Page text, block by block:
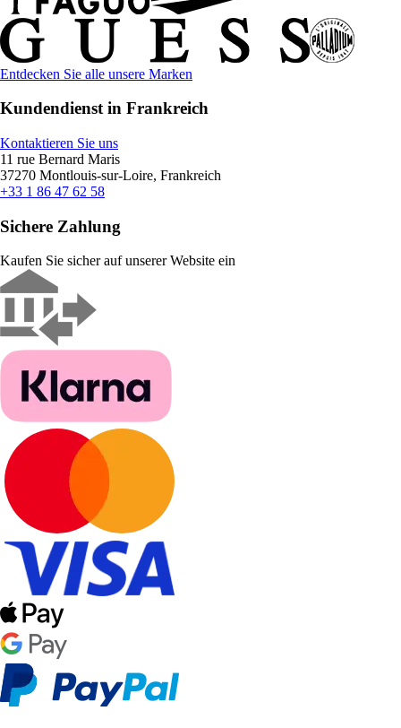
Entdecken Sie alle unsere Marken
Kundendienst in Frankreich
Kontaktieren Sie uns
11 rue Bernard Maris
37270 Montlouis-sur-Loire, Frankreich
+33 1 86 47 62 58
Sichere Zahlung
Kaufen Sie sicher auf unserer Website ein